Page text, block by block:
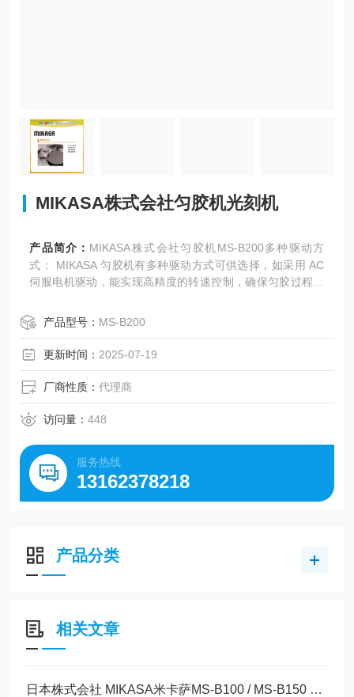
MIKASA株式会社匀胶机光刻机
产品简介： MIKASA株式会社匀胶机MS-B200多种驱动方
式： MIKASA 匀胶机有多种驱动方式可供选择，如采用 AC
伺服电机驱动，能实现高精度的转速控制，确保匀胶过程的
产品型号： MS-B200
更新时间： 2025-07-19
厂商性质：代理商
访问量：448
服务热线
13162378218
产品分类
相关文章
日本株式会社 MIKASA米卡萨MS-B100 / MS-B150 实验室旋涂机（匀胶机）